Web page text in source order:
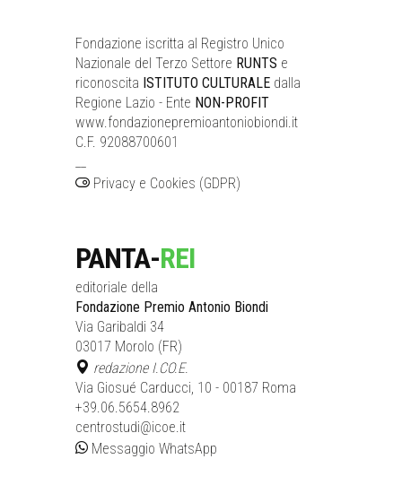
Fondazione iscritta al Registro Unico
Nazionale del Terzo Settore RUNTS e
riconoscita ISTITUTO CULTURALE dalla
Regione Lazio - Ente NON-PROFIT
www.fondazionepremioantoniobiondi.it
C.F. 92088700601
Privacy e Cookies (GDPR)
PANTA-REI
editoriale della
Fondazione Premio Antonio Biondi
Via Garibaldi 34
03017 Morolo (FR)
redazione I.CO.E.
Via Giosué Carducci, 10 - 00187 Roma
+39.06.5654.8962
centrostudi@icoe.it
Messaggio WhatsApp